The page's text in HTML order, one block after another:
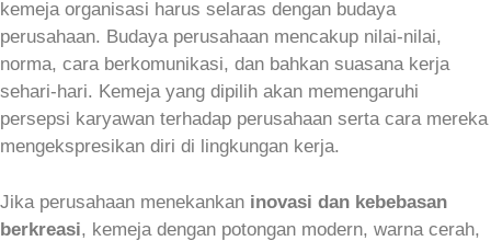
kemeja organisasi harus selaras dengan budaya
perusahaan. Budaya perusahaan mencakup nilai‑nilai,
norma, cara berkomunikasi, dan bahkan suasana kerja
sehari‑hari. Kemeja yang dipilih akan memengaruhi
persepsi karyawan terhadap perusahaan serta cara mereka
mengekspresikan diri di lingkungan kerja.
Jika perusahaan menekankan inovasi dan kebebasan
berkreasi, kemeja dengan potongan modern, warna cerah,